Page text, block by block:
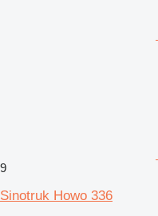
9
Sinotruk Howo 336